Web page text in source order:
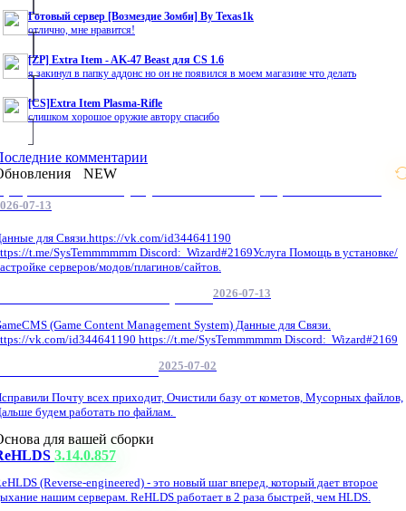
Готовый сервер [Возмездие Зомби] By Texas1k
отлично, мне нравится!
[ZP] Extra Item - AK-47 Beast для CS 1.6
я закинул в папку аддонс но он не появился в моем магазине что делать
[CS]Extra Item Plasma-Rifle
слишком хорошое оружие автору спасибо
комментарии
NEW
07-13
для Связи.https://vk.com/id344641190
t.me/SysTemmmmmm Discord: Wizard#2169Услуга Помощь в установке/
серверов/модов/плагинов/сайтов.
2026-07-13
(Game Content Management System) Данные для Связи.
vk.com/id344641190 https://t.me/SysTemmmmmm Discord: Wizard#2169
2025-07-02
Почту всех приходит, Очистили базу от кометов, Мусорных файлов,
будем работать по файлам.
для вашей сборки
3.14.0.857
(Reverse-engineered) - это новый шаг вперед, который дает второе
нашим серверам. ReHLDS работает в 2 раза быстрей, чем HLDS.